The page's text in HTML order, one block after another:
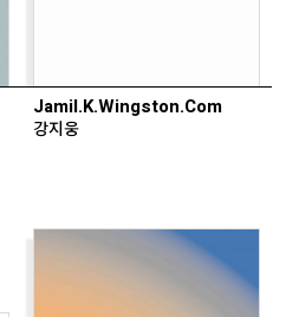
Jamil.K.Wingston.Com
강지웅